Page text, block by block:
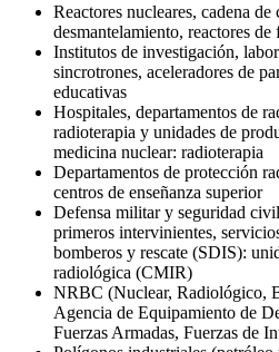
Reactores nucleares, cadena
desmantelamiento, reactores
Institutos de investigación,
sincrotrones, aceleradores de
educativas
Hospitales, departamentos de
radioterapia y unidades de
medicina nuclear: radioterapia
Departamentos de protección
centros de enseñanza superior
Defensa militar y seguridad
primeros intervinientes,
bomberos y rescate (SDIS):
radiológica (CMIR)
NRBC (Nuclear, Radiológico,
Agencia de Equipamiento de
Fuerzas Armadas, Fuerzas de